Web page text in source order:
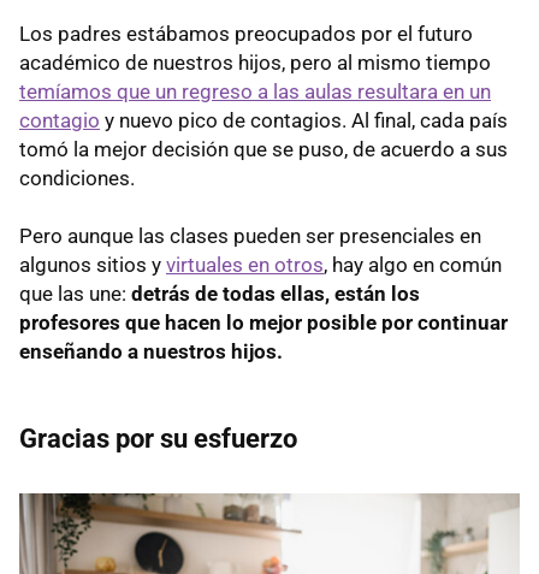
Los padres estábamos preocupados por el futuro
académico de nuestros hijos, pero al mismo tiempo
temíamos que un regreso a las aulas resultara en un
contagio y nuevo pico de contagios. Al final, cada país
tomó la mejor decisión que se puso, de acuerdo a sus
condiciones.
Pero aunque las clases pueden ser presenciales en
algunos sitios y virtuales en otros, hay algo en común
que las une: detrás de todas ellas, están los
profesores que hacen lo mejor posible por continuar
enseñando a nuestros hijos.
Gracias por su esfuerzo